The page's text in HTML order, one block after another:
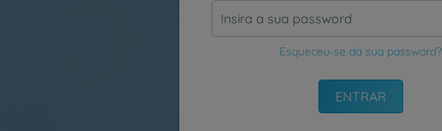
Esqueceu-se da sua password?